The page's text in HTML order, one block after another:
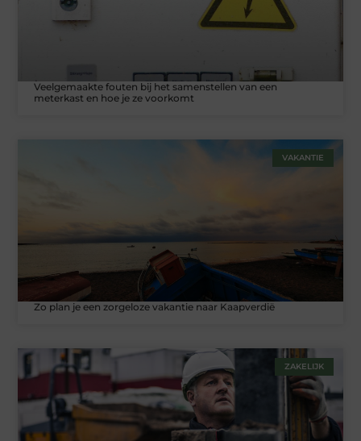
Veelgemaakte fouten bij het samenstellen van een
meterkast en hoe je ze voorkomt
VAKANTIE
Zo plan je een zorgeloze vakantie naar Kaapverdië
ZAKELIJK